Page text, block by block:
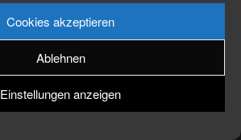
Cookies akzeptieren
Ablehnen
Einstellungen anzeigen